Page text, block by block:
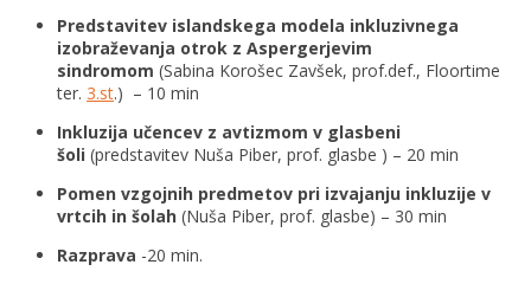
Predstavitev islandskega modela inkluzivnega
izobraževanja otrok z Aspergerjevim
sindromom (Sabina Korošec Zavšek, prof.def., Floortime
ter. 3.st.) – 10 min
Inkluzija učencev z avtizmom v glasbeni
šoli (predstavitev Nuša Piber, prof. glasbe ) – 20 min
Pomen vzgojnih predmetov pri izvajanju inkluzije v
vrtcih in šolah (Nuša Piber, prof. glasbe) – 30 min
Razprava -20 min.